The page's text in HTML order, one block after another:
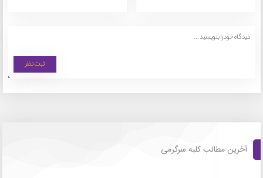
آخرین مطالب کلبه سرگرمی